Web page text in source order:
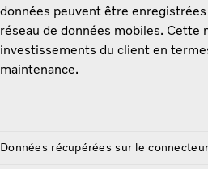
données peuvent être
réseau de données mobiles. Cette
investissements du client en
maintenance.
Données récupérées sur le